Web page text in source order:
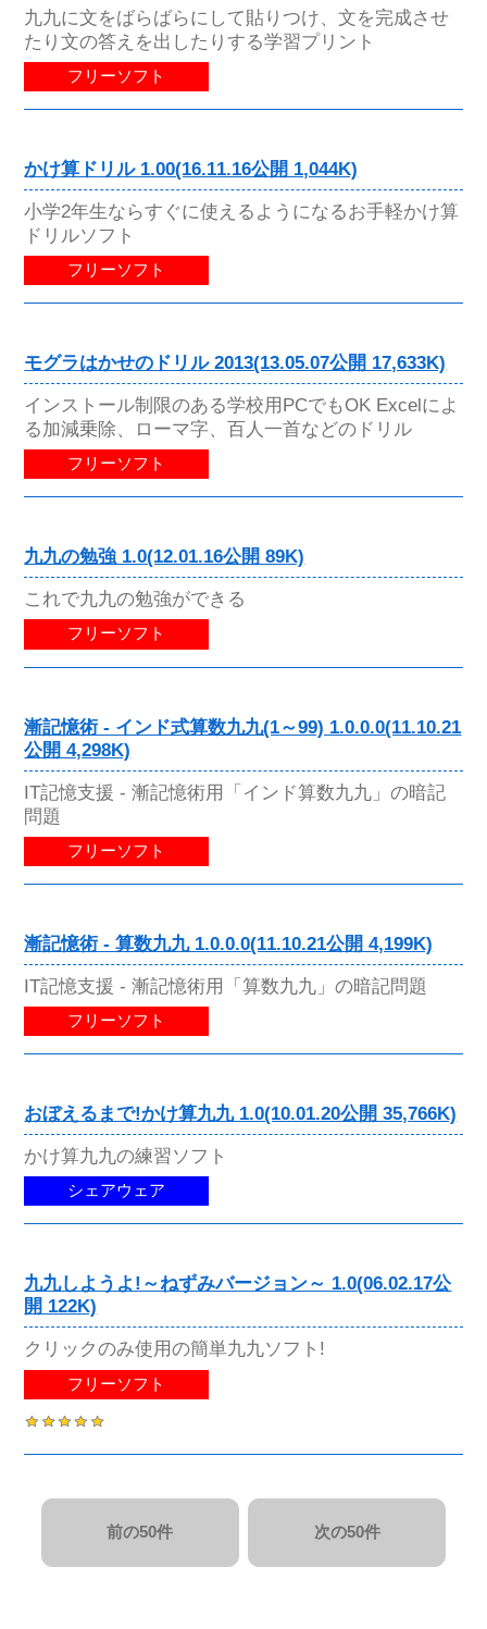
九九に文をばらばらにして貼りつけ、文を完成させ
たり文の答えを出したりする学習プリント
フリーソフト
かけ算ドリル 1.00(16.11.16公開 1,044K)
小学2年生ならすぐに使えるようになるお手軽かけ算
ドリルソフト
フリーソフト
モグラはかせのドリル 2013(13.05.07公開 17,633K)
インストール制限のある学校用PCでもOK Excelによ
る加減乗除、ローマ字、百人一首などのドリル
フリーソフト
九九の勉強 1.0(12.01.16公開 89K)
これで九九の勉強ができる
フリーソフト
漸記憶術 - インド式算数九九(1～99) 1.0.0.0(11.10.21
公開 4,298K)
IT記憶支援 - 漸記憶術用「インド算数九九」の暗記
問題
フリーソフト
漸記憶術 - 算数九九 1.0.0.0(11.10.21公開 4,199K)
IT記憶支援 - 漸記憶術用「算数九九」の暗記問題
フリーソフト
おぼえるまで!かけ算九九 1.0(10.01.20公開 35,766K)
かけ算九九の練習ソフト
シェアウェア
九九しようよ!～ねずみバージョン～ 1.0(06.02.17公
開 122K)
クリックのみ使用の簡単九九ソフト!
フリーソフト
前の50件 次の50件